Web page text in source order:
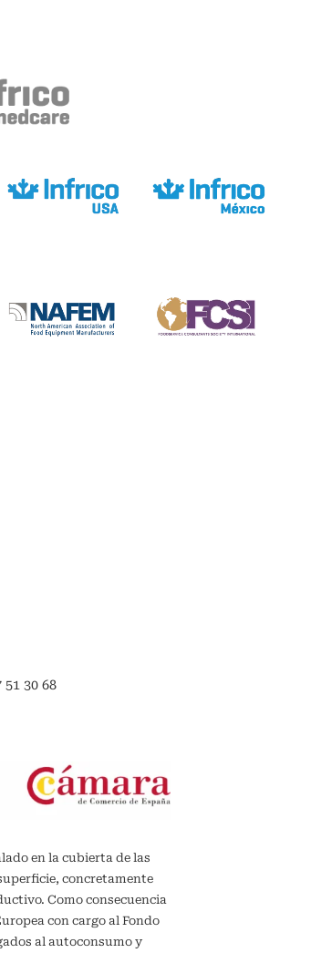
30 68
en la cubierta de las
concretamente
Como consecuencia
con cargo al Fondo
al autoconsumo y